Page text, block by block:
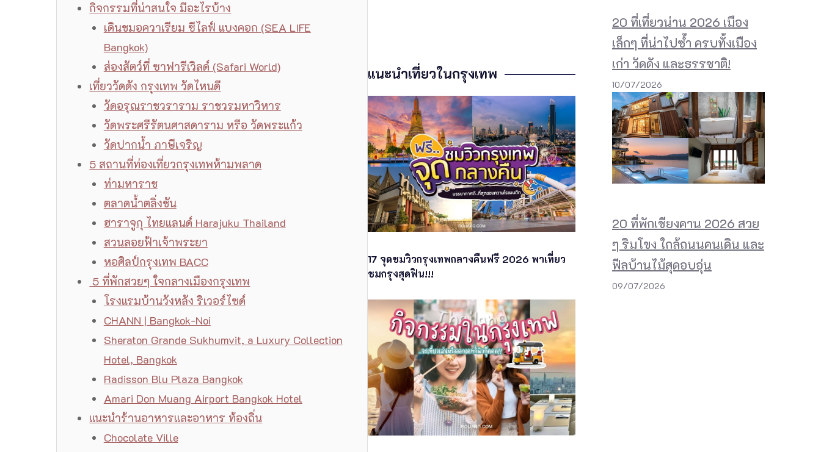
กิจกรรมที่น่าสนใจ มีอะไรบ้าง
เดินชมอควาเรียม ซีไลฟ์ แบงคอก (SEA LIFE
Bangkok)
ส่องสัตว์ที่ ซาฟารีเวิลด์ (Safari World)
เที่ยววัดดัง กรุงเทพ วัดไหนดี
วัดอรุณราชวราราม ราชวรมหาวิหาร
วัดพระศรีรัตนศาสดาราม หรือ วัดพระแก้ว
วัดปากน้ำ ภาษีเจริญ
5 สถานที่ท่องเที่ยวกรุงเทพห้ามพลาด
ท่ามหาราช
ตลาดน้ำตลิ่งชัน
ฮาราจูกุ ไทยแลนด์ Harajuku Thailand
สวนลอยฟ้าเจ้าพระยา
หอศิลป์กรุงเทพ BACC
5 ที่พักสวยๆ ใจกลางเมืองกรุงเทพ
โรงแรมบ้านวังหลัง ริเวอร์ไซด์
CHANN | Bangkok-Noi
Sheraton Grande Sukhumvit, a Luxury Collection
Hotel, Bangkok
Radisson Blu Plaza Bangkok
Amari Don Muang Airport Bangkok Hotel
แนะนำร้านอาหารและอาหาร ท้องถิ่น
Chocolate Ville
แนะนำเที่ยวในกรุงเทพ
17 จุดชมวิวกรุงเทพกลางคืนฟรี 2026 พาเที่ยว
ชมกรุงสุดฟิน!!!
20 ที่เที่ยวน่าน 2026 เมือง
เล็กๆ ที่น่าไปซ้ำ ครบทั้งเมือง
เก่า วัดดัง และธรรชาติ!
10/07/2026
20 ที่พักเชียงคาน 2026 สวย
ๆ ริมโขง ใกล้ถนนคนเดิน และ
ฟีลบ้านไม้สุดอบอุ่น
09/07/2026